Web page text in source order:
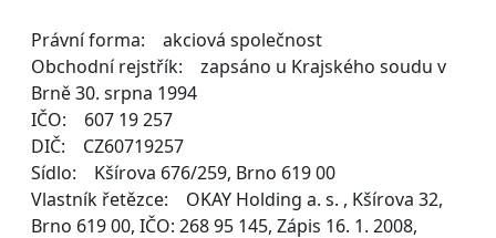
Právní forma: akciová společnost
Obchodní rejstřík: zapsáno u Krajského soudu v
Brně 30. srpna 1994
IČO: 607 19 257
DIČ: CZ60719257
Sídlo: Kšírova 676/259, Brno 619 00
Vlastník řetězce: OKAY Holding a. s. , Kšírova 32,
Brno 619 00, IČO: 268 95 145, Zápis 16. 1. 2008,